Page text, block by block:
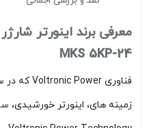
MKS 5KP-24
زمینه های، اینورتر